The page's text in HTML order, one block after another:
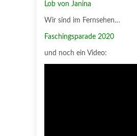
Lob von Janina
Wir sind im Fernsehen…
Faschingsparade 2020
und noch ein Video: